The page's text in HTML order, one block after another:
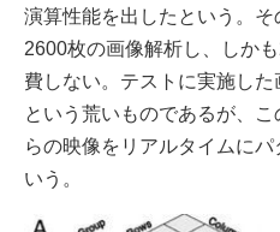
演算性能を出したという。
2600枚の画像解析し、しか
費しない。テストに実施し
という荒いものであるが、
らの映像をリアルタイムに
いう。